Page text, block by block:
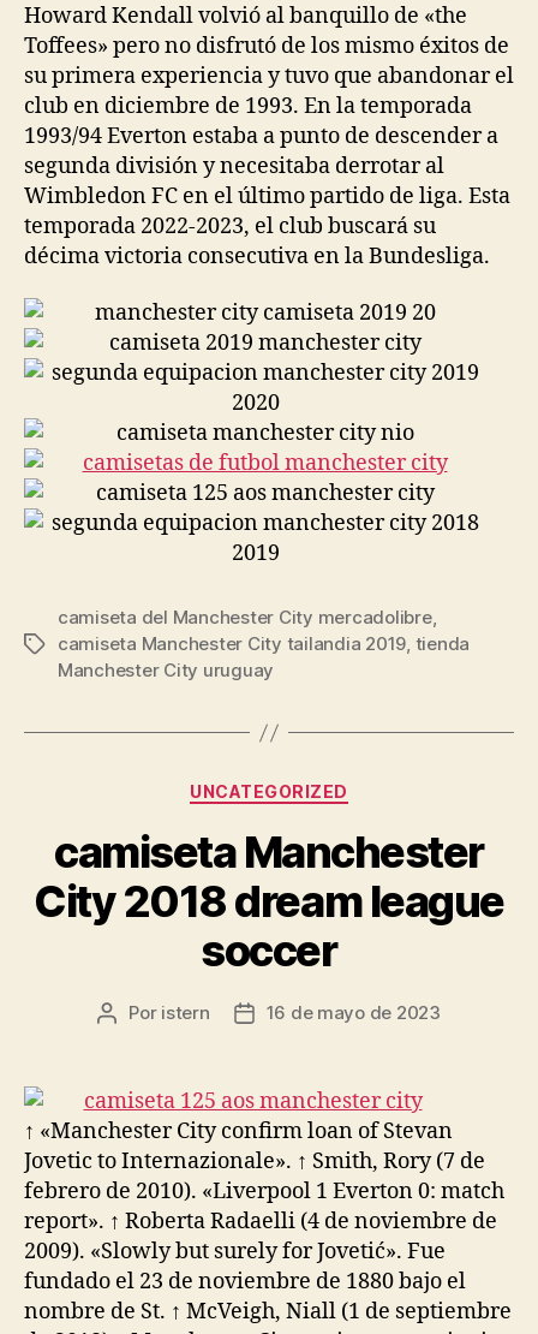
Howard Kendall volvió al banquillo de «the
Toffees» pero no disfrutó de los mismo éxitos de
su primera experiencia y tuvo que abandonar el
club en diciembre de 1993. En la temporada
1993/94 Everton estaba a punto de descender a
segunda división y necesitaba derrotar al
Wimbledon FC en el último partido de liga. Esta
temporada 2022-2023, el club buscará su
décima victoria consecutiva en la Bundesliga.
Etiquetas
camiseta del Manchester City mercadolibre,
camiseta Manchester City tailandia 2019, tienda
Manchester City uruguay
Categorías
UNCATEGORIZED
camiseta Manchester
City 2018 dream league
soccer
Autor
entrada
Por istern
Fecha
entrada
16 de mayo de 2023
↑ «Manchester City confirm loan of Stevan
Jovetic to Internazionale». ↑ Smith, Rory (7 de
febrero de 2010). «Liverpool 1 Everton 0: match
report». ↑ Roberta Radaelli (4 de noviembre de
2009). «Slowly but surely for Jovetić». Fue
fundado el 23 de noviembre de 1880 bajo el
nombre de St. ↑ McVeigh, Niall (1 de septiembre